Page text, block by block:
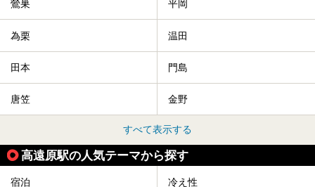
鶯巣 平岡
為栗 温田
田本 門島
唐笠 金野
すべて表示する
高遠原駅の人気テーマから探す
宿泊 冷え性